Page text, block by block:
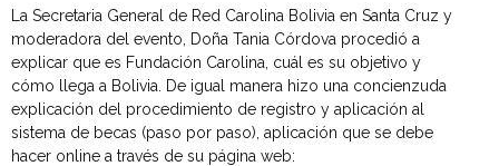
La Secretaria General de Red Carolina Bolivia en Santa Cruz y
moderadora del evento, Doña Tania Córdova procedió a
explicar que es Fundación Carolina, cuál es su objetivo y
cómo llega a Bolivia. De igual manera hizo una concienzuda
explicación del procedimiento de registro y aplicación al
sistema de becas (paso por paso), aplicación que se debe
hacer online a través de su página web: